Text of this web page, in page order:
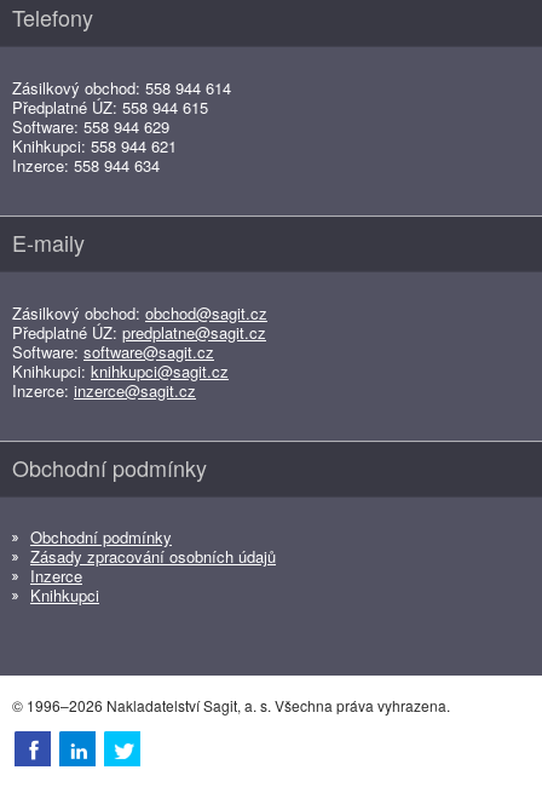
Telefony
Zásilkový obchod: 558 944 614
Předplatné ÚZ: 558 944 615
Software: 558 944 629
Knihkupci: 558 944 621
Inzerce: 558 944 634
E-maily
Zásilkový obchod: obchod@sagit.cz
Předplatné ÚZ: predplatne@sagit.cz
Software: software@sagit.cz
Knihkupci: knihkupci@sagit.cz
Inzerce: inzerce@sagit.cz
Obchodní podmínky
Obchodní podmínky
Zásady zpracování osobních údajů
Inzerce
Knihkupci
© 1996–2026 Nakladatelství Sagit, a. s. Všechna práva vyhrazena.